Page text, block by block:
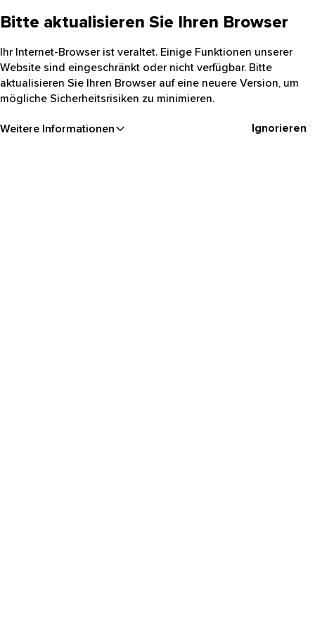
Bitte aktualisieren Sie Ihren Browser
Ihr Internet-Browser ist veraltet. Einige Funktionen unserer
Website sind eingeschränkt oder nicht verfügbar. Bitte
aktualisieren Sie Ihren Browser auf eine neuere Version, um
mögliche Sicherheitsrisiken zu minimieren.
Weitere Informationen Ignorieren